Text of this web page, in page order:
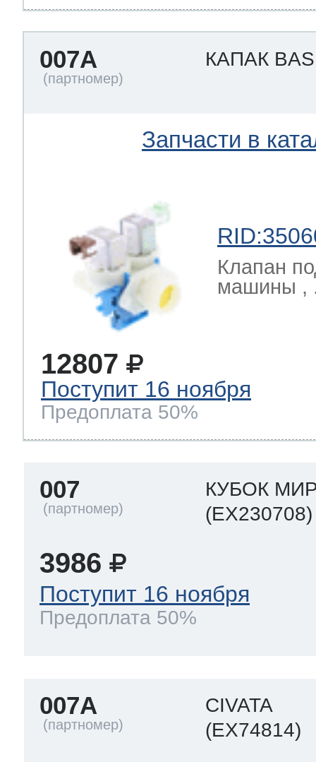
007A КАПАК
Запчасти в
Клапан
машины ,
12807
Поступит 16 ноября
Предоплата 50%
007
КУБОК
(EX230708)
3986
Поступит 16 ноября
Предоплата 50%
007A
CIVATA
(EX74814)